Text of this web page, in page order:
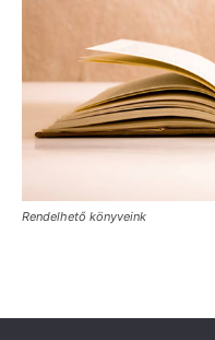
Rendelhető könyveink